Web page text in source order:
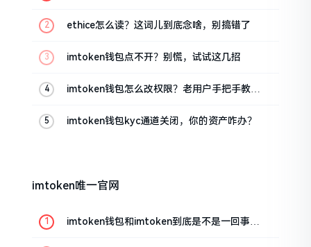
ethice怎么读？这词儿到底念啥，别搞错了
imtoken钱包点不开？别慌，试试这几招
imtoken钱包怎么改权限？老用户手把手教你
imtoken钱包kyc通道关闭，你的资产咋办？
imtoken唯一官网
imtoken钱包和imtoken到底是不是一回事？